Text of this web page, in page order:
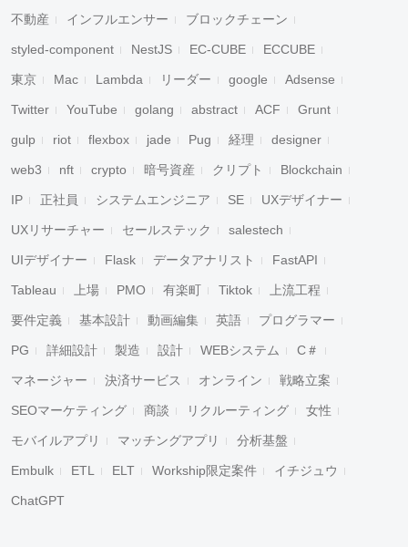
不動産 インフルエンサー ブロックチェーン
styled-component NestJS EC-CUBE ECCUBE
東京 Mac Lambda リーダー google Adsense
Twitter YouTube golang abstract ACF Grunt
gulp riot flexbox jade Pug 経理 designer
web3 nft crypto 暗号資産 クリプト Blockchain
IP 正社員 システムエンジニア SE UXデザイナー
UXリサーチャー セールステック salestech
UIデザイナー Flask データアナリスト FastAPI
Tableau 上場 PMO 有楽町 Tiktok 上流工程
要件定義 基本設計 動画編集 英語 プログラマー
PG 詳細設計 製造 設計 WEBシステム C＃
マネージャー 決済サービス オンライン 戦略立案
SEOマーケティング 商談 リクルーティング 女性
モバイルアプリ マッチングアプリ 分析基盤
Embulk ETL ELT Workship限定案件 イチジュウ
ChatGPT